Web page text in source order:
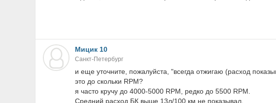
Мицик 10
Санкт-Петербург
и еще уточните, пожалуйста, "всегда отжигаю (расход
это до скольки RPM?
я часто кручу до 4000-5000 RPM, редко до 5500 RPM.
Средний расход БК выше 13л/100 км не показывал.